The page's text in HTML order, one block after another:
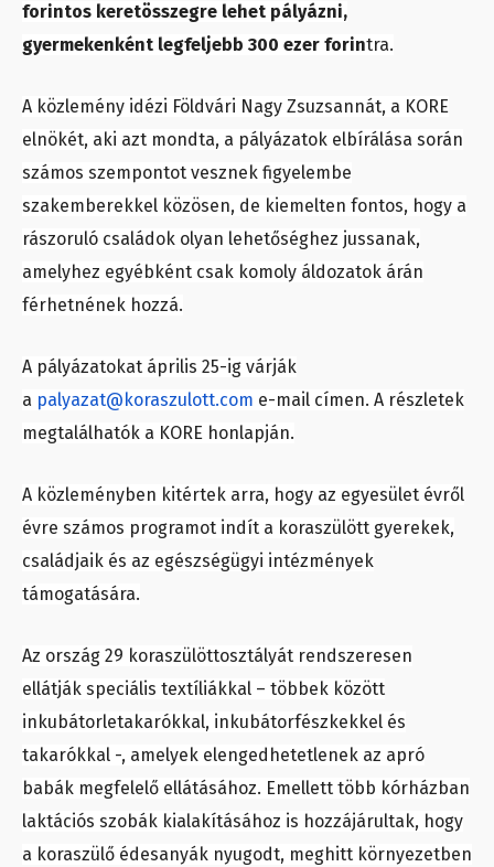
forintos keretösszegre lehet pályázni,
gyermekenként legfeljebb 300 ezer forintra.
A közlemény idézi Földvári Nagy Zsuzsannát, a KORE
elnökét, aki azt mondta, a pályázatok elbírálása során
számos szempontot vesznek figyelembe
szakemberekkel közösen, de kiemelten fontos, hogy a
rászoruló családok olyan lehetőséghez jussanak,
amelyhez egyébként csak komoly áldozatok árán
férhetnének hozzá.
A pályázatokat április 25-ig várják
a palyazat@koraszulott.com e-mail címen. A részletek
megtalálhatók a KORE honlapján.
A közleményben kitértek arra, hogy az egyesület évről
évre számos programot indít a koraszülött gyerekek,
családjaik és az egészségügyi intézmények
támogatására.
Az ország 29 koraszülöttosztályát rendszeresen
ellátják speciális textíliákkal – többek között
inkubátorletakarókkal, inkubátorfészkekkel és
takarókkal -, amelyek elengedhetetlenek az apró
babák megfelelő ellátásához. Emellett több kórházban
laktációs szobák kialakításához is hozzájárultak, hogy
a koraszülő édesanyák nyugodt, meghitt környezetben